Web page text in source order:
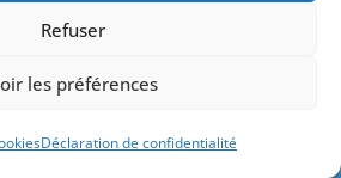
Refuser
les préférences
Déclaration de confidentialité
marques.
pour progresser en